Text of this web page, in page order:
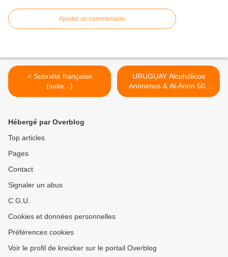
Ajouter un commentaire
< Sobriété française
(suite...)
URUGUAY Alcohólicos
Anónimos & Al-Anon 50°
anniversaire >
Hébergé par Overblog
Top articles
Pages
Contact
Signaler un abus
C.G.U.
Cookies et données personnelles
Préférences cookies
Voir le profil de kreizker sur le portail Overblog